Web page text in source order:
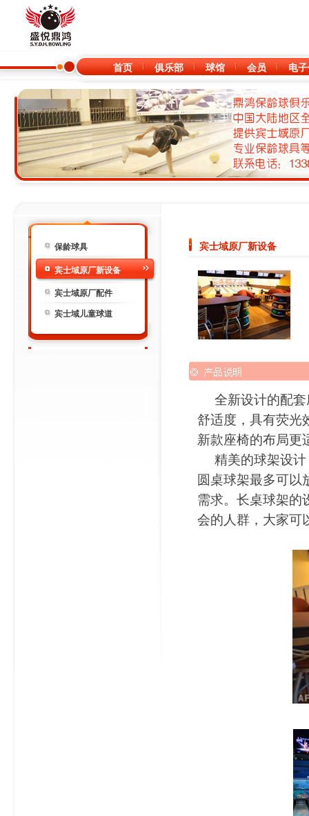
首页 俱乐部 球馆 会员 电
保龄球具
宾士域原厂新设备
宾士域原厂配件
宾士域儿童球道
宾士域原厂新设备
全新设计的配套
舒适度 ，具有荧
新款座椅的布局更
精美的球架设计
圆桌球架最多可以
需求。长桌球架的
会的人群，大家可